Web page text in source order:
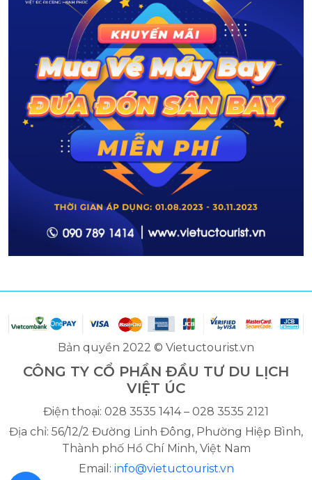
Bản quyền 2022 © Vietuctourist.vn
CÔNG TY CỔ PHẦN ĐẦU TƯ DU LỊCH
VIỆT ÚC
Điện thoại: 028 3535 1414 – 028 3535 2121
Địa chỉ: 56/12/2 Đường Linh Đông, Phường Hiệp Bình,
Thành phố Hồ Chí Minh, Việt Nam
Email: info@vietuctourist.vn